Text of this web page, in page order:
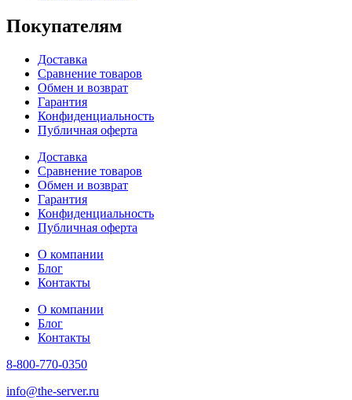
Покупателям
Доставка
Сравнение товаров
Обмен и возврат
Гарантия
Конфиденциальность
Публичная оферта
Доставка
Сравнение товаров
Обмен и возврат
Гарантия
Конфиденциальность
Публичная оферта
О компании
Блог
Контакты
О компании
Блог
Контакты
8-800-770-0350
info@the-server.ru